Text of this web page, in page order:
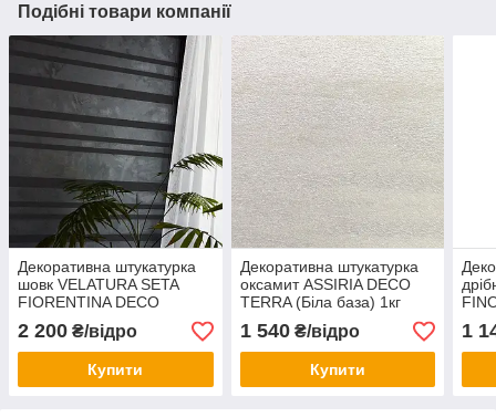
Подібні товари компанії
Декоративна штукатурка
шовк VELATURA SETA
FIORENTINA DECO
TERRA (База Графіт) 1кг
2 200 ₴/відро
Купити
Декоративна штукатурка
оксамит ASSIRIA DECO
TERRA (Біла база) 1кг
1 540₴/відро
Купити
1